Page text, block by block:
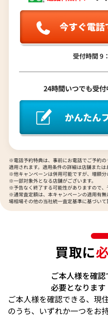
売却するか悩んでい
願いできますか？
1点からでも査定でき
受付時間 9
24時間いつでも受付
※電話予約特典は、事前にお電話でご予約
適用されます。適用条件の詳細は店舗または
※他キャンペーンは併用可能ですが、増額分
※一部対象外となる店舗がございます。
※予告なく終了する可能性がありますので、
※通常査定額は、本キャンペーンの適用有
場相場その他の当社統一査定基準に基づいて
買取に
ご本人様を確
必要となります
ご本人様を確認できる、現
のうち、いずれか一つをお